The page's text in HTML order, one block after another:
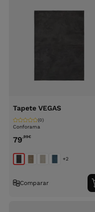
Tapete VEGAS
Conforama
(0)
79,99€
+2
Comparar